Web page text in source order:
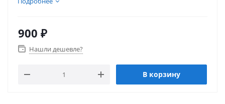
каталоге так же присутствует множество товаров
900 ₽
Нашли дешевле?
В корзину